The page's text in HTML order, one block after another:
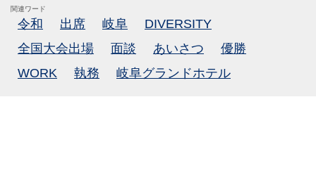
関連ワード
令和 出席 岐阜
DIVERSITY
全国大会出場
面談 あいさつ
優勝
WORK
執務 岐阜グランドホテル